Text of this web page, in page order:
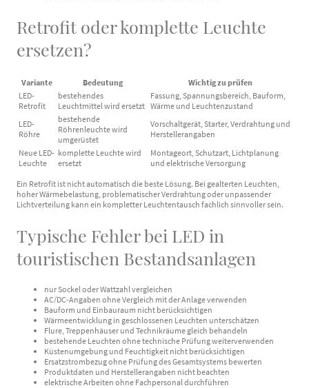
Retrofit oder komplette Leuchte
ersetzen?
Variante Bedeutung
Wichtig zu prüfen
LED-
Retrofit
bestehendes
Leuchtmittel wird ersetzt
Fassung, Spannungsbereich, Bauform,
Wärme und Leuchtenzustand
LED-
Röhre
bestehende
Röhrenleuchte wird
umgerüstet
Vorschaltgerät, Starter, Verdrahtung und
Herstellerangaben
Neue LED-
Leuchte
komplette Leuchte wird
ersetzt
Montageort, Schutzart, Lichtplanung
und elektrische Versorgung
Ein Retrofit ist nicht automatisch die beste Lösung. Bei gealterten Leuchten,
hoher Wärmebelastung, problematischer Verdrahtung oder unpassender
Lichtverteilung kann ein kompletter Leuchtentausch fachlich sinnvoller sein.
Typische Fehler bei LED in
touristischen Bestandsanlagen
nur Sockel oder Wattzahl vergleichen
AC/DC-Angaben ohne Vergleich mit der Anlage verwenden
Bauform und Einbauraum nicht berücksichtigen
Wärmeentwicklung in geschlossenen Leuchten unterschätzen
Flure, Treppenhäuser und Technikräume gleich behandeln
bestehende Leuchten ohne technische Prüfung weiterverwenden
Küstenumgebung und Feuchtigkeit nicht berücksichtigen
Ersatzstrombezug ohne Prüfung des Gesamtsystems bewerten
Produktdaten und Herstellerangaben nicht beachten
elektrische Arbeiten ohne Fachpersonal durchführen